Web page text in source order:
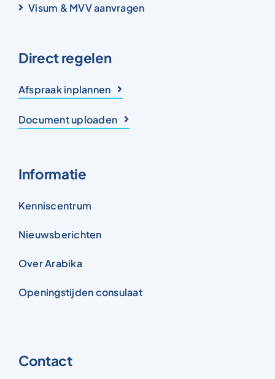
Visum & MVV aanvragen
Direct regelen
Afspraak inplannen
Document uploaden
Informatie
Kenniscentrum
Nieuwsberichten
Over Arabika
Openingstijden consulaat
Contact